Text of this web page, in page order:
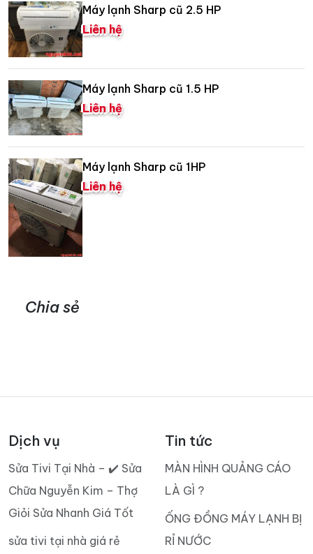
Máy lạnh Sharp cũ 2.5 HP
Liên hệ
Máy lạnh Sharp cũ 1.5 HP
Liên hệ
Máy lạnh Sharp cũ 1HP
Liên hệ
Chia sẻ
Dịch vụ
Sửa Tivi Tại Nhà – ✔️ Sửa
Chữa Nguyễn Kim – Thợ
Giỏi Sửa Nhanh Giá Tốt
sửa tivi tại nhà giá rẻ
Tin tức
MÀN HÌNH QUẢNG CÁO
LÀ GÌ ?
ỐNG ĐỒNG MÁY LẠNH BỊ
RỈ NƯỚC